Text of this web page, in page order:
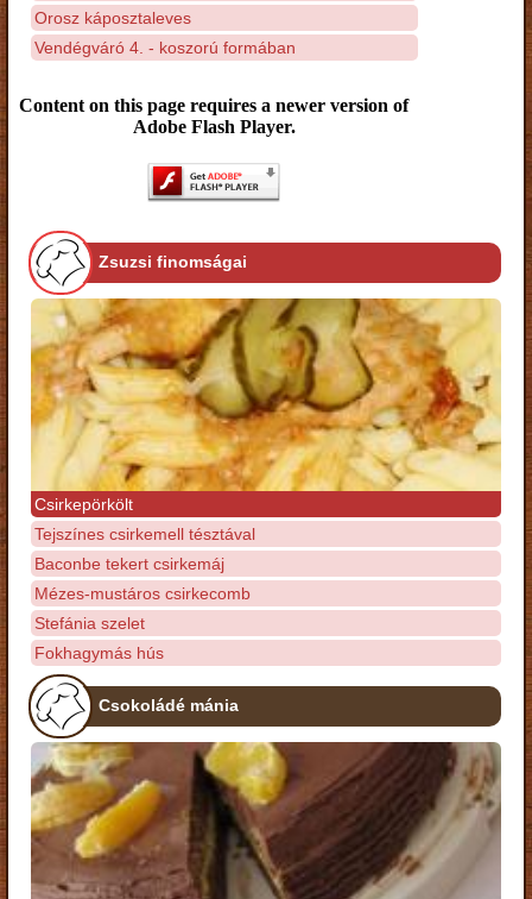
Orosz káposztaleves
Vendégváró 4. - koszorú formában
Content on this page requires a newer version of
Adobe Flash Player.
Zsuzsi finomságai
Csirkepörkölt
Tejszínes csirkemell tésztával
Baconbe tekert csirkemáj
Mézes-mustáros csirkecomb
Stefánia szelet
Fokhagymás hús
Csokoládé mánia